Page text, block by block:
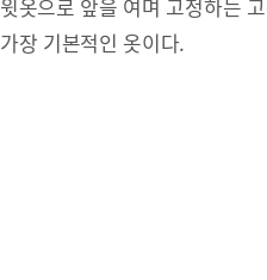
윗옷으로 앞을 여며 고정하는
가장 기본적인 옷이다.